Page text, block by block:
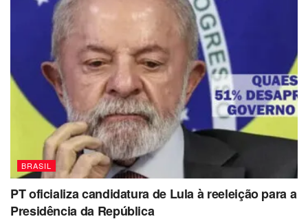
BRASIL
PT oficializa candidatura de Lula à reeleição para a
Presidência da República